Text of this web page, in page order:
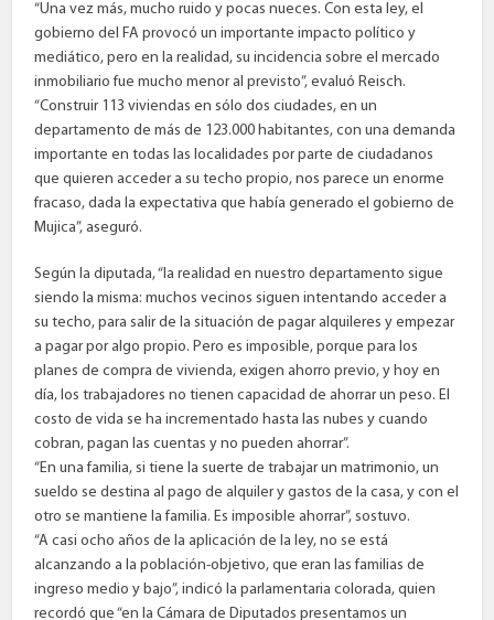
“Una vez más, mucho ruido y pocas nueces. Con esta ley, el
gobierno del FA provocó un importante impacto político y
mediático, pero en la realidad, su incidencia sobre el mercado
inmobiliario fue mucho menor al previsto”, evaluó Reisch.
“Construir 113 viviendas en sólo dos ciudades, en un
departamento de más de 123.000 habitantes, con una demanda
importante en todas las localidades por parte de ciudadanos
que quieren acceder a su techo propio, nos parece un enorme
fracaso, dada la expectativa que había generado el gobierno de
Mujica”, aseguró.
Según la diputada, “la realidad en nuestro departamento sigue
siendo la misma: muchos vecinos siguen intentando acceder a
su techo, para salir de la situación de pagar alquileres y empezar
a pagar por algo propio. Pero es imposible, porque para los
planes de compra de vivienda, exigen ahorro previo, y hoy en
día, los trabajadores no tienen capacidad de ahorrar un peso. El
costo de vida se ha incrementado hasta las nubes y cuando
cobran, pagan las cuentas y no pueden ahorrar”.
“En una familia, si tiene la suerte de trabajar un matrimonio, un
sueldo se destina al pago de alquiler y gastos de la casa, y con el
otro se mantiene la familia. Es imposible ahorrar”, sostuvo.
“A casi ocho años de la aplicación de la ley, no se está
alcanzando a la población-objetivo, que eran las familias de
ingreso medio y bajo”, indicó la parlamentaria colorada, quien
recordó que “en la Cámara de Diputados presentamos un